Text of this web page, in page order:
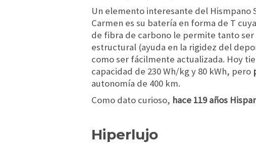
Un elemento interesante del Hismpano
Carmen es su batería en forma de T
de fibra de carbono le permite tanto ser
estructural (ayuda en la rigidez del
como ser fácilmente actualizada. Hoy
capacidad de 230 Wh/kg y 80 kWh, pero
autonomía de 400 km.
Como dato curioso, hace 119 años
Hiperlujo